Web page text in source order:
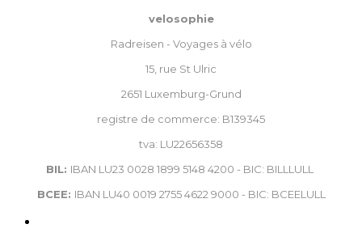
velosophie
Radreisen - Voyages à vélo
15, rue St Ulric
2651 Luxemburg-Grund
registre de commerce: B139345
tva: LU22656358
BIL: IBAN LU23 0028 1899 5148 4200 - BIC: BILLLULL
BCEE: IBAN LU40 0019 2755 4622 9000 - BIC: BCEELULL